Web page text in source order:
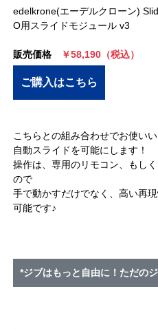
edelkrone(エーデルクローン)
O用スライドモジュール v3
販売価格 ￥58,190（税込）
ご購入はこちら
こちらとの組み合わせでお使い
自動スライドを可能にします！
操作は、専用のリモコン、もし
ので
手で動かすだけでなく、高い再
可能です♪
*ジブはもっと自由に！ただの